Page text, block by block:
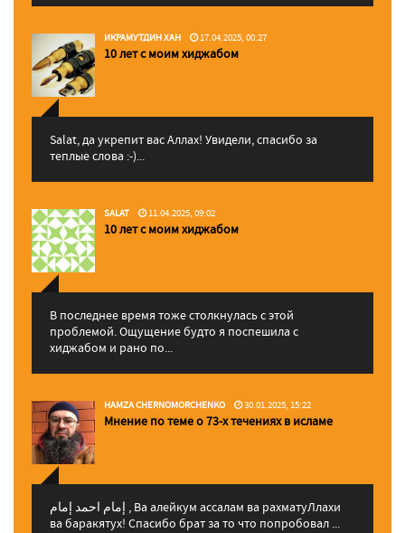
ИКРАМУТДИН ХАН 17.04.2025, 00:27
10 лет с моим хиджабом
Salat, да укрепит вас Аллаx! Увидели, спасибо за
теплые слова :-)...
SALAT 11.04.2025, 09:02
10 лет с моим хиджабом
В последнее время тоже столкнулась с этой
проблемой. Ощущение будто я поспешила с
хиджабом и рано по...
HAMZA CHERNOMORCHENKO 30.01.2025, 15:22
Мнение по теме о 73-х течениях в исламе
إمام احمد إمام , Ва алейкум ассалам ва рахматуЛлахи
ва баракятух! Спасибо брат за то что попробовал ...